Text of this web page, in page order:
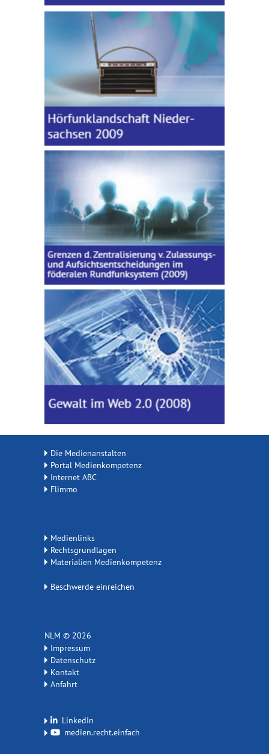
Die Medienanstalten
Portal Medienkompetenz
Internet ABC
Flimmo
Medienlinks
Rechtsgrundlagen
Materialien Medienkompetenz
Beschwerde einreichen
NLM © 2026
Impressum
Datenschutz
Kontakt
Anfahrt
LinkedIn
medien.recht.einfach